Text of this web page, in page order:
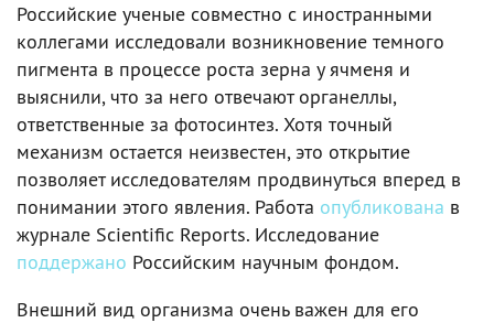
Российские ученые совместно с иностранными
коллегами исследовали возникновение темного
пигмента в процессе роста зерна у ячменя и
выяснили, что за него отвечают органеллы,
ответственные за фотосинтез. Хотя точный
механизм остается неизвестен, это открытие
позволяет исследователям продвинуться вперед в
понимании этого явления. Работа опубликована в
журнале Scientific Reports. Исследование
поддержано Российским научным фондом.
Внешний вид организма очень важен для его